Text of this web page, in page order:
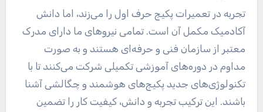
تجربه در تعمیرات پکیج حرف اول را می‌زند، اما دانش
آکادمیک مکمل آن است. تمامی نیروهای ما دارای مدرک
معتبر از سازمان فنی و حرفه‌ای هستند و به صورت
مداوم در دوره‌های آموزشی تکمیلی شرکت می‌کنند تا با
تکنولوژی‌های جدید پکیج‌های هوشمند و چگالشی آشنا
باشند. این ترکیب تجربه و دانش، کیفیت کار را تضمین